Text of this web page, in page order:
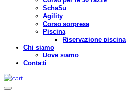
SchaSu
Agility
Corso sorpresa
Piscina
Riservazione piscina
Chi siamo
Dove siamo
Contatti